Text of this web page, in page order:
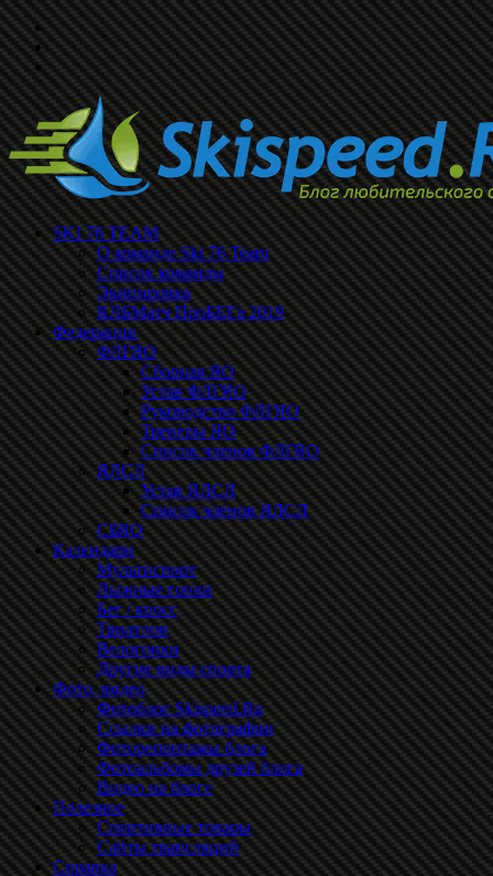
SKI 76 TEAM
О команде Ski 76 Team
Список команды
Экипировка
КЛБМатч ПроБЕГа 2019
Федерации
ФЛГЯО
Сборная ЯО
Устав ФЛГЯО
Руководство ФЛГЯО
Тренеры ЯО
Список членов ФЛГЯО
ЯЛСЛ
Устав ЯЛСЛ
Список членов ЯЛСЛ
СБЯО
Календари
Мультиспорт
Лыжные гонки
Бег / кросс
Триатлон
Велогонки
Другие виды спорта
Фото, видео
Фотоблог Skispeed.Ru
Ссылки на фотографии
Фоторепортажы блога
Фотоальбомы друзей блога
Видео на блоге
Полезное
Спортивные товары
Сайты трансляций
Справка